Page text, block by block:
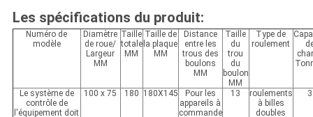
Les spécifications du produit:
Numéro de
modèle
Diamètre
de roue/
Largeur
MM
Taille
totale
MM
Taille de
la plaque
MM
Distance
entre les
trous des
boulons
MM
Taille
du
trou
du
boulon
MM
Type de
roulement
Le système de
contrôle de
l'équipement doit
100 x 75 180 180X145
Pour les
appareils à
commande
13
roulements
à billes
doubles
3